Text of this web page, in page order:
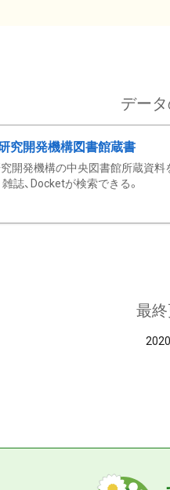
デー
究開発機構図書館蔵書
開発機構の中央図書館所蔵資
雑誌、Docketが検索できる。
最